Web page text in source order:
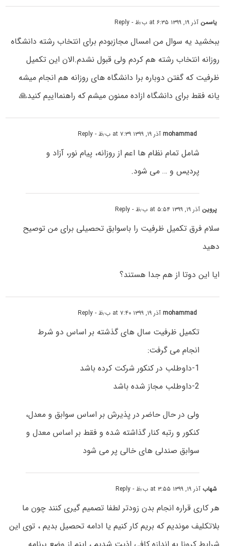
یاسمن آذر ۱۹, ۱۳۹۹ at ۶:۳۵ ب٫ظ - Reply
ببخشید یه سوال من امسال مجازبودم برای انتخاب رشته دانشگاه
روزانه انتخاب رشته هم کردم ولی قبول نشدم.الان این تکمیل
ظرفیت که گفتن دوباره برا دانشگاه های روزانه هم انجام میشه
یانه فقط برای دانشگاه ازاده ممنون میشم که راهنمااییم کنید🙏
mohammadآذر ۱۹, ۱۳۹۹ at ۷:۳۹ ب٫ظ - Reply
شامل تمام نظام ها اعم از روزانه، پیام نور، آزاد و
پردیس و … می شود.
پروین آذر ۱۹, ۱۳۹۹ at ۵:۵۴ ب٫ظ - Reply
سلام فرق تکمیل ظرفیت را باسوابق تحصیلی برای من توصیح
دهید
ایا این دوتا از هم جدا هستند؟
mohammadآذر ۱۹, ۱۳۹۹ at ۷:۴۰ ب٫ظ - Reply
تکمیل ظرفیت سال های گذشته بر اساس دو شرط
انجام می گرفت:
1-داوطلب در کنکور شرکت کرده باشد
2-داوطلب مجاز شده باشد
ولی در حال حاضر در پذیرش بر اساس سوابق و معدل،
کنکور و رتبه کنار گذاشته شده و فقط بر اساس معدل و
سوابق صندلی های خالی پر می شود
شهاب آذر ۱۹, ۱۳۹۹ at ۳:۵۵ ب٫ظ - Reply
هر کاری قراره انجام بدن زودتر لطفا تصمیم گیری کنند چون ما
بلاتکلیف موندیم که بریم کار کنیم یا ادامه تحصیل بدیم ، توی این